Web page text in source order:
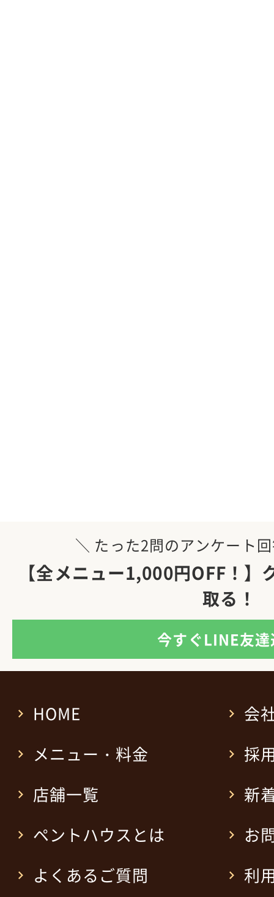
＼ たった2問のアンケート
【全メニュー1,000円OFF！】
取る！
今すぐLINE友
HOME
メニュー・料金
店舗一覧
ペントハウスとは
よくあるご質問
会
採
新
お
利